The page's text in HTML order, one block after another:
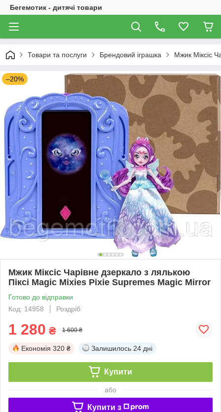
Бегемотик - дитячі товари
Товари та послуги Брендовий іграшка Мжик Міксіс
–20%
Мжик Міксіс Чарівне дзеркало з лялькою
Піксі Magic Mixies Pixie Supremes Magic Mirror
Готово до відправки
Код: 14958
Роздріб
1 280 ₴ 1 600 ₴
Економія 320 ₴ Залишилось 24 дні
Купити
або
Купити з